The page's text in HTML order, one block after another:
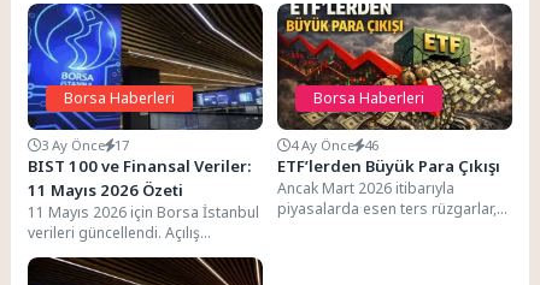
Borsa Haberleri
3 Ay Önce 17
BIST 100 ve Finansal Veriler:
11 Mayıs 2026 Özeti
11 Mayıs 2026 için Borsa İstanbul
verileri güncellendi. Açılış
seansında BIST 100 seviyesi
15.025,99 olarak...
Borsa Haberleri
4 Ay Önce 46
ETF’lerden Büyük Para Çıkışı
Ancak Mart 2026 itibarıyla
piyasalarda esen ters rüzgarlar,